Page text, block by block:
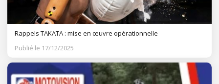
Rappels TAKATA : mise en œuvre opérationnelle
Publié le 17/12/2025